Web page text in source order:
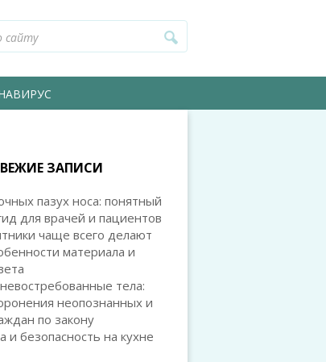
ЗАПИСИ
пазух носа: понятный
для врачей и пациентов
чаще всего делают
материала и
тела:
неопознанных и
по закону
и безопасность на кухне